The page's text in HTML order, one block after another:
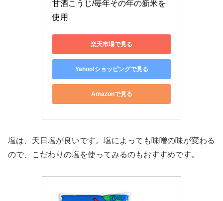
甘酒こうじ/毎年その年の新米を
使用
楽天市場で見る
Yahoo!ショッピングで見る
Amazonで見る
塩は、天日塩が良いです。塩によっても味噌の味が変わる
ので、こだわりの塩を使ってみるのもおすすめです。